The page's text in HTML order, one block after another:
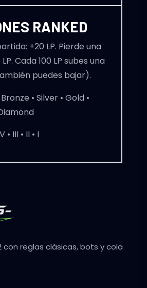
RANKED
+20 LP. Pierde una
Cada 100 LP subes una
puedes bajar).
• Silver • Gold •
• III • II • I
con reglas clásicas, bots y cola